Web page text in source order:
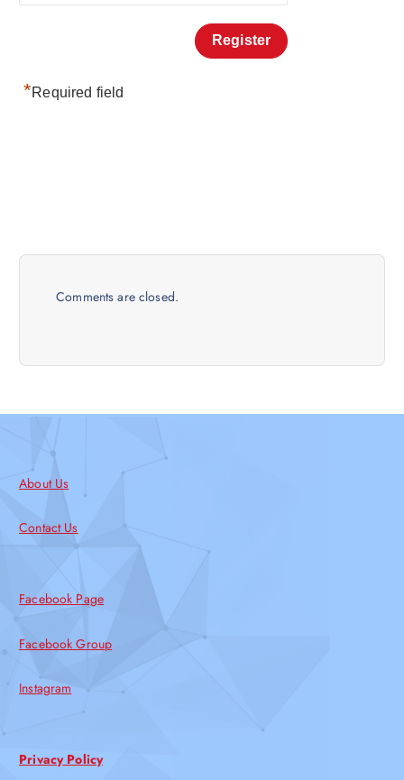
*Required field
Comments are closed.
About Us
Contact Us
Facebook Page
Facebook Group
Instagram
Privacy Policy